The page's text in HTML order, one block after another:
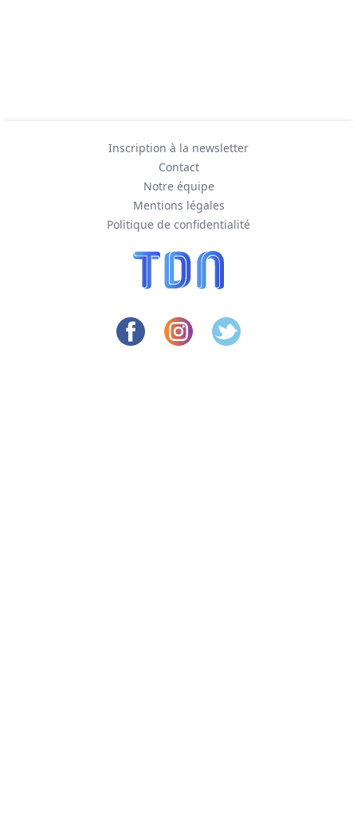
Inscription à la newsletter
Contact
Notre équipe
Mentions légales
Politique de confidentialité